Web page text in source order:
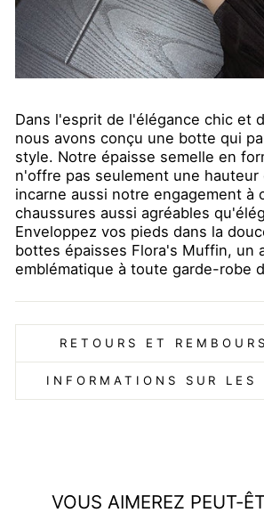
Dans l'esprit de l'élégance chic et
nous avons conçu une botte qui
style. Notre épaisse semelle en
n'offre pas seulement une hauteur
incarne aussi notre engagement à
chaussures aussi agréables
Enveloppez vos pieds dans la
bottes épaisses Flora's Muffin, un
emblématique à toute garde-robe
RETOURS ET
INFORMATIONS SUR LES
VOUS AIMEREZ PEUT-